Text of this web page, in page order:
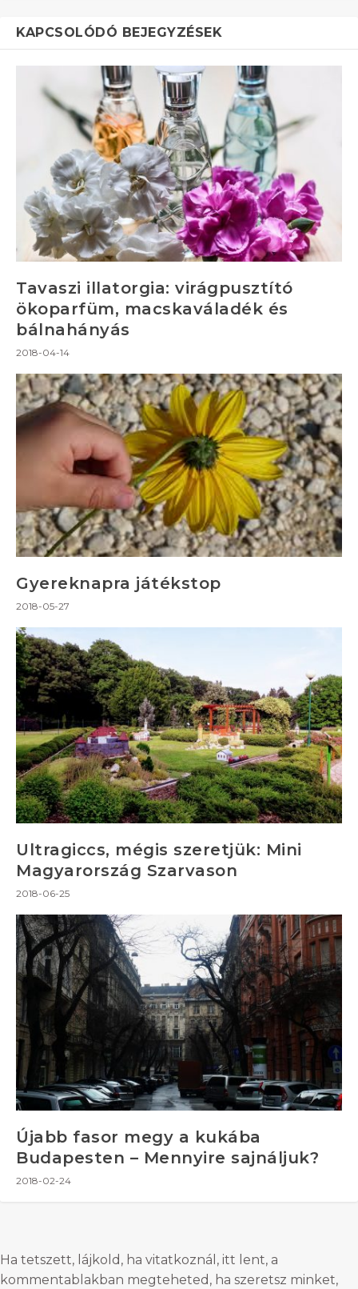
KAPCSOLÓDÓ BEJEGYZÉSEK
Tavaszi illatorgia: virágpusztító
ökoparfüm, macskaváladék és
bálnahányás
2018-04-14
Gyereknapra játékstop
2018-05-27
Ultragiccs, mégis szeretjük: Mini
Magyarország Szarvason
2018-06-25
Újabb fasor megy a kukába
Budapesten – Mennyire sajnáljuk?
2018-02-24
Ha tetszett, lájkold, ha vitatkoznál, itt lent, a
kommentablakban megteheted, ha szeretsz minket,